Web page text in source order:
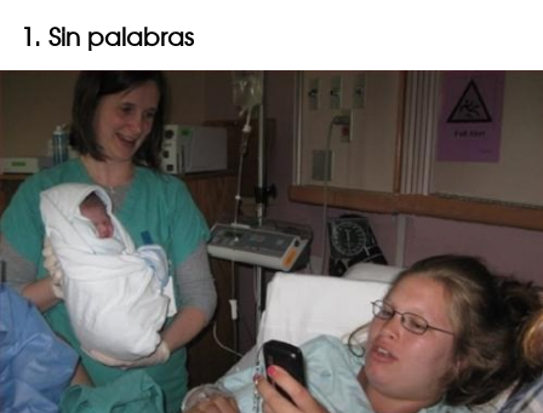
1. Sin palabras